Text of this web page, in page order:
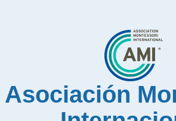
Asociación